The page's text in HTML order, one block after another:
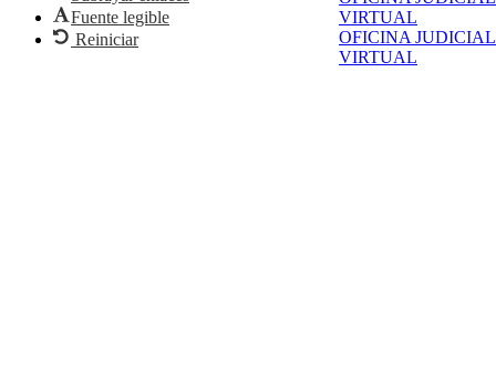
VIRTUAL
OFICINA JUDICIAL
VIRTUAL
Fuente legible
Reiniciar